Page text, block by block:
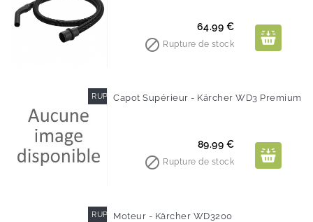
Prix
64.99 €
 Rupture de stock
RUPTURE DE STOCK
Capot Supérieur - Kärcher WD3 Premium
Prix
89.99 €
 Rupture de stock
RUPTURE DE STOCK
Moteur - Kärcher WD3200